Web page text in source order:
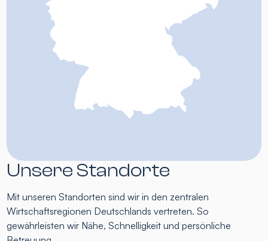
Unsere Standorte
Mit unseren Standorten sind wir in den zentralen
Wirtschaftsregionen Deutschlands vertreten. So
gewährleisten wir Nähe, Schnelligkeit und persönliche